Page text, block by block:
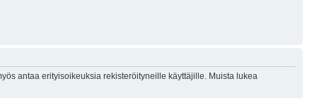
antaa erityisoikeuksia rekisteröityneille käyttäjille. Muista lukea